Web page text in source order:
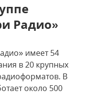
Радио»
имеет 54
в 20 крупных
В
около 500